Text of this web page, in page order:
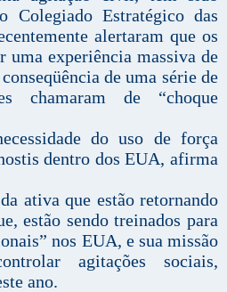
Colegiado Estratégico das
alertaram que os
uma experiência massiva de
de uma série de
chamaram de “choque
do uso de força
dentro dos EUA, afirma
ativa que estão retornando
estão sendo treinados para
nos EUA, e sua missão
agitações sociais,
ano.